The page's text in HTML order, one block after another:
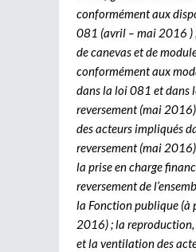
conformément aux
081 (avril – mai 2016 )
de canevas et de
conformément aux
dans la loi 081 et dans
reversement (mai
des acteurs impliqués
reversement (mai
la prise en charge
reversement de
la Fonction publique (à
2016) ; la
et la ventilation des